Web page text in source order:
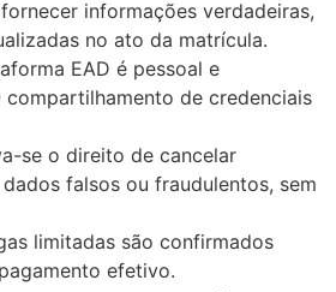
informações verdadeiras,
no ato da matrícula.
EAD é pessoal e
compartilhamento de credenciais
se o direito de cancelar
falsos ou fraudulentos, sem
limitadas são confirmados
efetivo.